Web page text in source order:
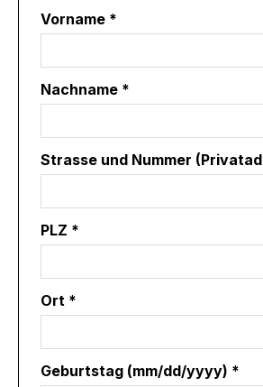
Vorname *
Nachname *
Strasse und Nummer
PLZ *
Ort *
Geburtstag (mm/dd/yyyy) *